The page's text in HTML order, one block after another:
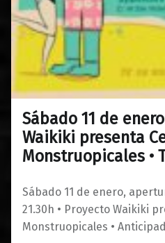
Sábado 11 de
Waikiki presenta
Monstruopicales •
Sábado 11 de enero,
21.30h • Proyecto Waikiki
Monstruopicales •
08/01/2020
0
Maravillas